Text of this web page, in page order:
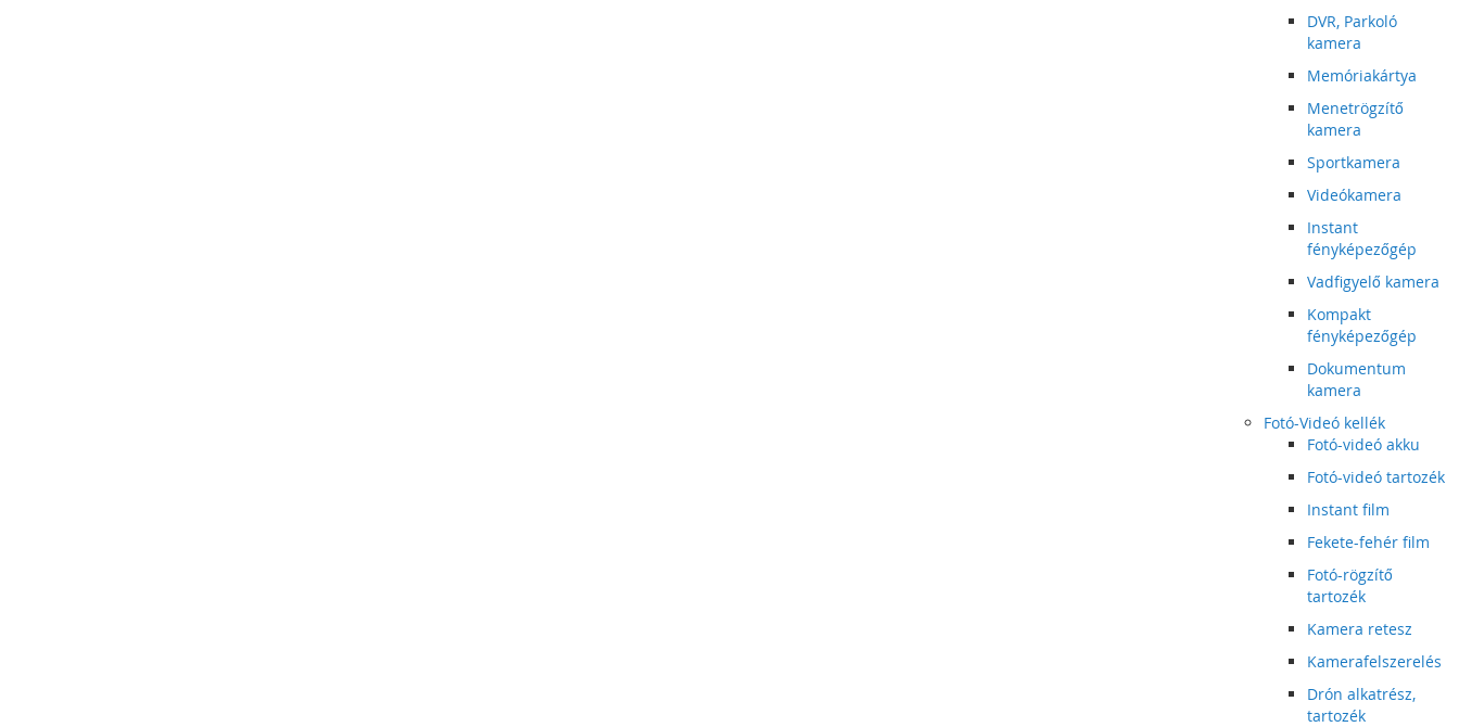
DVR, Parkoló
kamera
Memóriakártya
Menetrögzítő
kamera
Sportkamera
Videókamera
Instant
fényképezőgép
Vadfigyelő kamera
Kompakt
fényképezőgép
Dokumentum
kamera
Fotó-Videó kellék
Fotó-videó akku
Fotó-videó tartozék
Instant film
Fekete-fehér film
Fotó-rögzítő
tartozék
Kamera retesz
Kamerafelszerelés
Drón alkatrész,
tartozék